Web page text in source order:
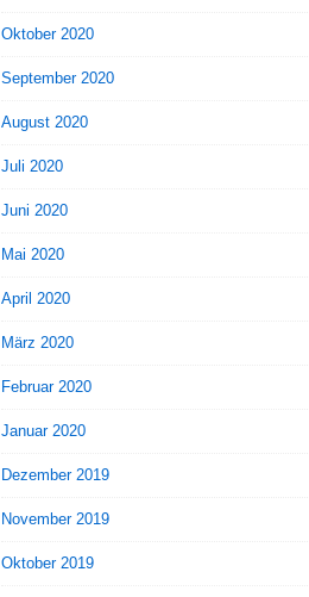
Oktober 2020
September 2020
August 2020
Juli 2020
Juni 2020
Mai 2020
April 2020
März 2020
Februar 2020
Januar 2020
Dezember 2019
November 2019
Oktober 2019